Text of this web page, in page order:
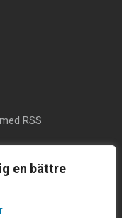
en bättre
RSS